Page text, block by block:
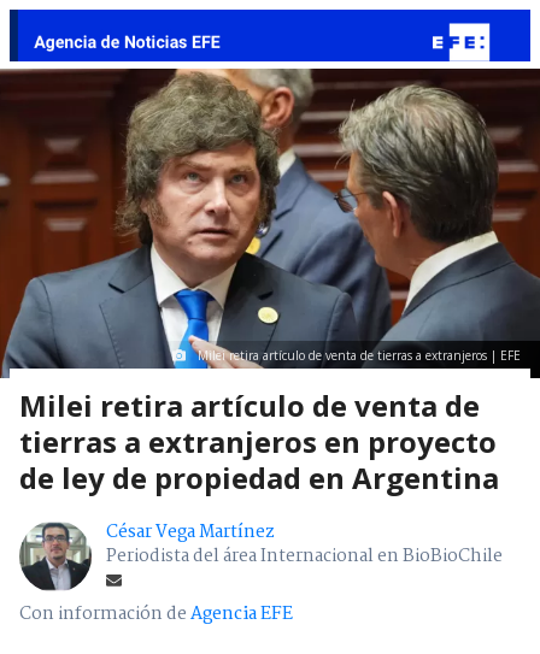
Milei retira artículo de venta de tierras a extranjeros | EFE
Milei retira artículo de venta de
tierras a extranjeros en proyecto
de ley de propiedad en Argentina
César Vega Martínez
Periodista del área Internacional en BioBioChile
Con información deAgencia EFE